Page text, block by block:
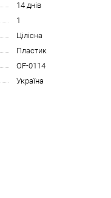
14 днів
1
Цілісна
Пластик
OF-0114
Україна